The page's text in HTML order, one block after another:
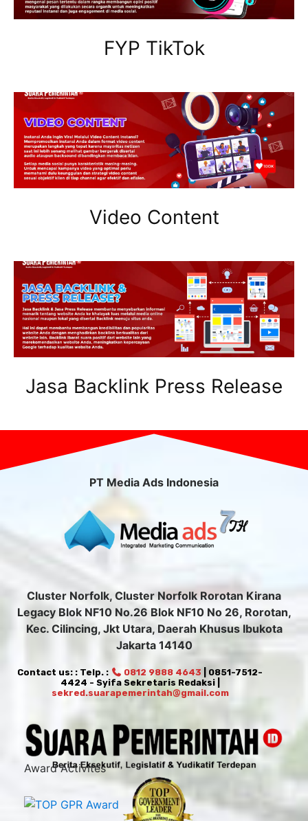
FYP TikTok
Video Content
Jasa Backlink Press Release
PT Media Ads Indonesia
Cluster Norfolk, Cluster Norfolk Rorotan Kirana
Legacy Blok NF10 No.26 Blok NF10 No 26, Rorotan,
Kec. Cilincing, Jkt Utara, Daerah Khusus Ibukota
Jakarta 14140
Contact us: : Telp. : 0812 9888 4643 | 0851-7512-
4424 - Syifa Sekretaris Redaksi |
sekred.suarapemerintah@gmail.com
Award Activites